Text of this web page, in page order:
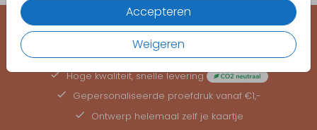
Accepteren
Weigeren
EEN KAARTJE VOOR ELK MOMENT
Hoge kwaliteit, snelle levering
Gepersonaliseerde proefdruk vanaf €1,-
Ontwerp helemaal zelf je kaartje